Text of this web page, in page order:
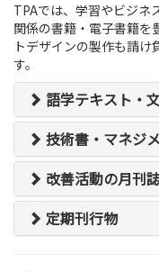
TPAでは、学習やビジネ
関係の書籍・電子書籍を
トデザインの製作も請け
す。
語学テキスト・
技術書・マネジ
改善活動の月刊
定期刊行物